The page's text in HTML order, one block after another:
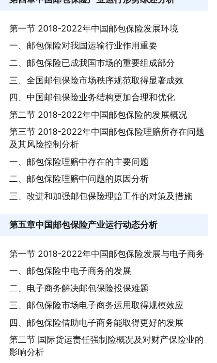
第一节 2018-2022年中国邮包保险发展环境
一、邮包保险对我国运输行业作用重要
二、邮包保险已成我国市场的重要组成部分
三、全国邮包保险市场秩序规范取得显著成效
四、中国邮包保险业务结构更加合理和优化
第二节 2018-2022年中国邮包保险的发展概况
第三节 2018-2022年中国邮包保险理赔所存在问题
及其风险控制分析
一、邮包保险理赔中存在的主要问题
二、邮包保险理赔中问题的原因分析
三、改进和加强邮包保险理赔工作的对策及措施
第五章中国邮包保险产业运行动态分析
第一节 2018-2022年中国邮包保险发展与电子商务
一、邮包保险中电子商务的发展
二、电子商务解决邮包保险投保难题
三、邮包保险市场电子商务运用取得规模效应
四、邮包保险借助电子商务能取得更好的发展
第二节 国际货运责任强制险概况及对财产保险业的
影响分析